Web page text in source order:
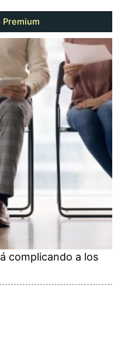
complicando a los